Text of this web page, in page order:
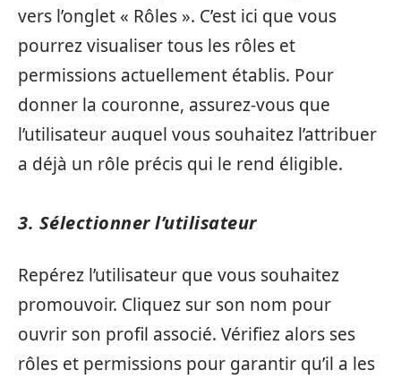
vers l’onglet « Rôles ». C’est ici que vous
pourrez visualiser tous les rôles et
permissions actuellement établis. Pour
donner la couronne, assurez-vous que
l’utilisateur auquel vous souhaitez l’attribuer
a déjà un rôle précis qui le rend éligible.
3. Sélectionner l’utilisateur
Repérez l’utilisateur que vous souhaitez
promouvoir. Cliquez sur son nom pour
ouvrir son profil associé. Vérifiez alors ses
rôles et permissions pour garantir qu’il a les